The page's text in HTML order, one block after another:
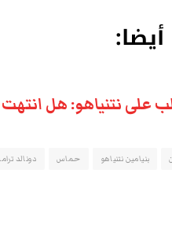
أيضا:
على نتنياهو: هل
بنيامين نتنياهو حماس دونالد